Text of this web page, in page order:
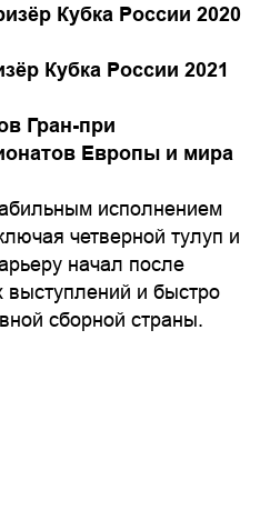
Кубка России 2020
Кубка России 2021
Гран-при
Европы и мира
исполнением
четверной тулуп и
начал после
и быстро
сборной страны.